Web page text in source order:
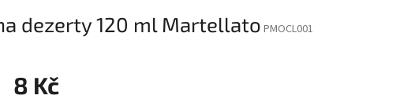
dezerty 120 ml Martellato PMOCL001
8 Kč